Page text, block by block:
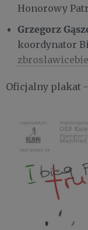
Honorowy
Grzegorz
koordynator
Oficjalny plakat -